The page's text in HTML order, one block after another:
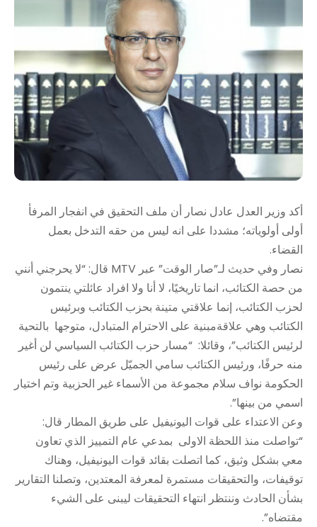
أكد وزير العدل عادل نصار أن ملف التحقيق في انفجار المرفأ
أولى أولوياته؛ مشددا على انه ليس من حقه التدخل بعمل
القضاء.
نصار وفي حديث لـ”صار الوقت” عبر MTV قال: “لا يحرجني أنني
من حصة الكتائب، انما تاريخيًا، لا أنا ولا افراد عائلتي ينتمون
لحزب الكتائب، إنما علاقتي متينة بحزب الكتائب وبرئيس
الكتائب وهي علاقةمبنية على الاحترام المتبادل، متوجها بالتحية
لرئيس الكتائب”، وقائلا: “مسار حزب الكتائب السياسي لن أغير
منه حرفًا، ورئيس الكتائب سامي الجميّل عرض على رئيس
الحكومة نواف سلام مجموعة من الأسماء غير الحزبية وتم اختيار
اسمي من بينها”.
وعن الاعتداء على قوات اليونيفيل على طريق المطار قال:
“تواصلت منذ اللحظة الاولى بمدعي عام التمييز الذي تعاون
معي بشكل وثيق، كما اتصلت بقائد قوات اليونيفيل، وهناك
توقيفات، والتحقيقات مستمرة لمعرفة المعتدين، وتصلنا التقارير
بشأن الحادث وننتظر انتهاء التحقيقات ليبنى على الشيء
مقتضاه”.